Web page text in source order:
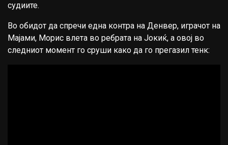
судиите.
Во обидот да спречи една контра на Денвер, играчот на
Мајами, Морис влета во ребрата на Јокиќ, а овој во
следниот момент го сруши како да го прегазил тенк: